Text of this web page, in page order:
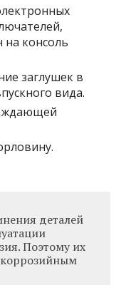
на консоль
заглушек в
вида.
деталей
Поэтому их